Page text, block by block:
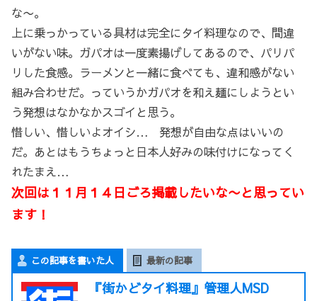
な〜。
上に乗っかっている具材は完全にタイ料理なので、間違
いがない味。ガパオは一度素揚げしてあるので、パリパ
リした食感。ラーメンと一緒に食べても、違和感がない
組み合わせだ。っていうかガパオを和え麺にしようとい
う発想はなかなかスゴイと思う。
惜しい、惜しいよオイシ… 発想が自由な点はいいの
だ。あとはもうちょっと日本人好みの味付けになってく
れたまえ…
次回は１１月１４日ごろ掲載したいな〜と思ってい
ます！
この記事を書いた人 最新の記事
『街かどタイ料理』管理人MSD